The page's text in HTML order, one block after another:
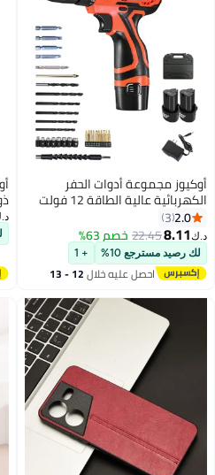
أوكيوز مجموعة أدوات الحفر
الكهربائية عالية الطاقة 12 فولت
600 وات بشاشة رقمية متعددة
الوظائف وبطارية ليثيوم وشحن
لاسلكي ومجموعة من 22 ملحقًا
مناسبة لإصلاح المنزل والأثاث
وتركيب السيارة
2.0
3
د.ك‏8.11
22.45خصم 63%
لك رصيد مسترجع 10% + 1
احصل عليه خلال 12 - 13